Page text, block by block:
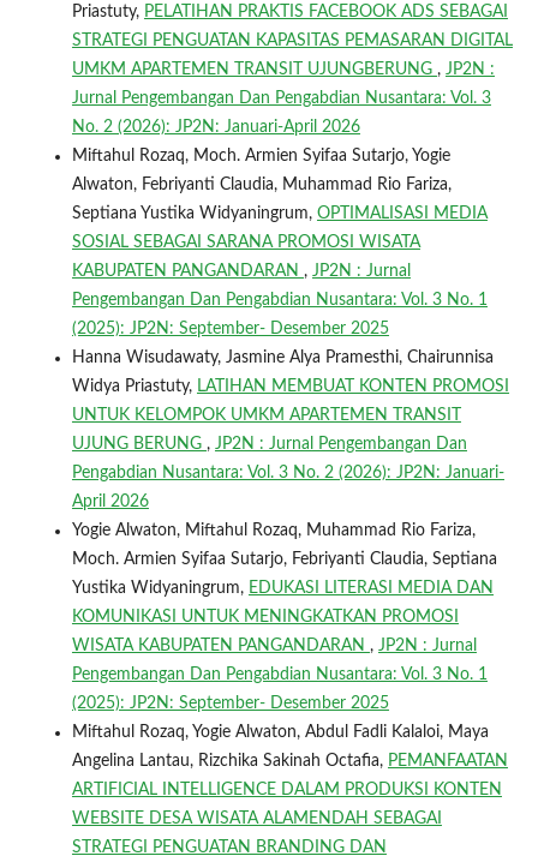
Priastuty, PELATIHAN PRAKTIS FACEBOOK ADS SEBAGAI
STRATEGI PENGUATAN KAPASITAS PEMASARAN DIGITAL
UMKM APARTEMEN TRANSIT UJUNGBERUNG , JP2N :
Jurnal Pengembangan Dan Pengabdian Nusantara: Vol. 3
No. 2 (2026): JP2N: Januari-April 2026
Miftahul Rozaq, Moch. Armien Syifaa Sutarjo, Yogie
Alwaton, Febriyanti Claudia, Muhammad Rio Fariza,
Septiana Yustika Widyaningrum, OPTIMALISASI MEDIA
SOSIAL SEBAGAI SARANA PROMOSI WISATA
KABUPATEN PANGANDARAN , JP2N : Jurnal
Pengembangan Dan Pengabdian Nusantara: Vol. 3 No. 1
(2025): JP2N: September- Desember 2025
Hanna Wisudawaty, Jasmine Alya Pramesthi, Chairunnisa
Widya Priastuty, LATIHAN MEMBUAT KONTEN PROMOSI
UNTUK KELOMPOK UMKM APARTEMEN TRANSIT
UJUNG BERUNG , JP2N : Jurnal Pengembangan Dan
Pengabdian Nusantara: Vol. 3 No. 2 (2026): JP2N: Januari-
April 2026
Yogie Alwaton, Miftahul Rozaq, Muhammad Rio Fariza,
Moch. Armien Syifaa Sutarjo, Febriyanti Claudia, Septiana
Yustika Widyaningrum, EDUKASI LITERASI MEDIA DAN
KOMUNIKASI UNTUK MENINGKATKAN PROMOSI
WISATA KABUPATEN PANGANDARAN , JP2N : Jurnal
Pengembangan Dan Pengabdian Nusantara: Vol. 3 No. 1
(2025): JP2N: September- Desember 2025
Miftahul Rozaq, Yogie Alwaton, Abdul Fadli Kalaloi, Maya
Angelina Lantau, Rizchika Sakinah Octafia, PEMANFAATAN
ARTIFICIAL INTELLIGENCE DALAM PRODUKSI KONTEN
WEBSITE DESA WISATA ALAMENDAH SEBAGAI
STRATEGI PENGUATAN BRANDING DAN